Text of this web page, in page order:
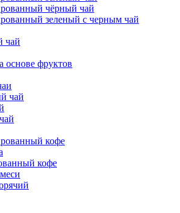
чёрный чай
зеленый с черным чай
чай
основе фруктов
чай
кофе
кофе